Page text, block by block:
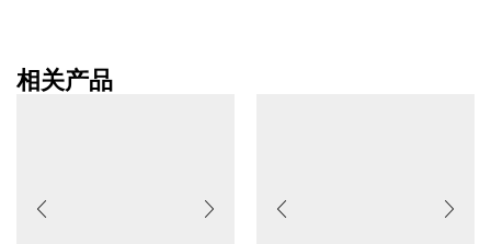
相关产品